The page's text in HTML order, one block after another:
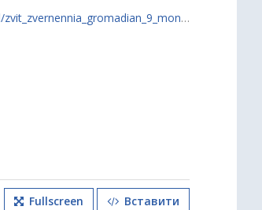
Fullscreen Вставити